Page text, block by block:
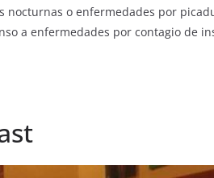
o enfermedades por
a enfermedades por contagio de